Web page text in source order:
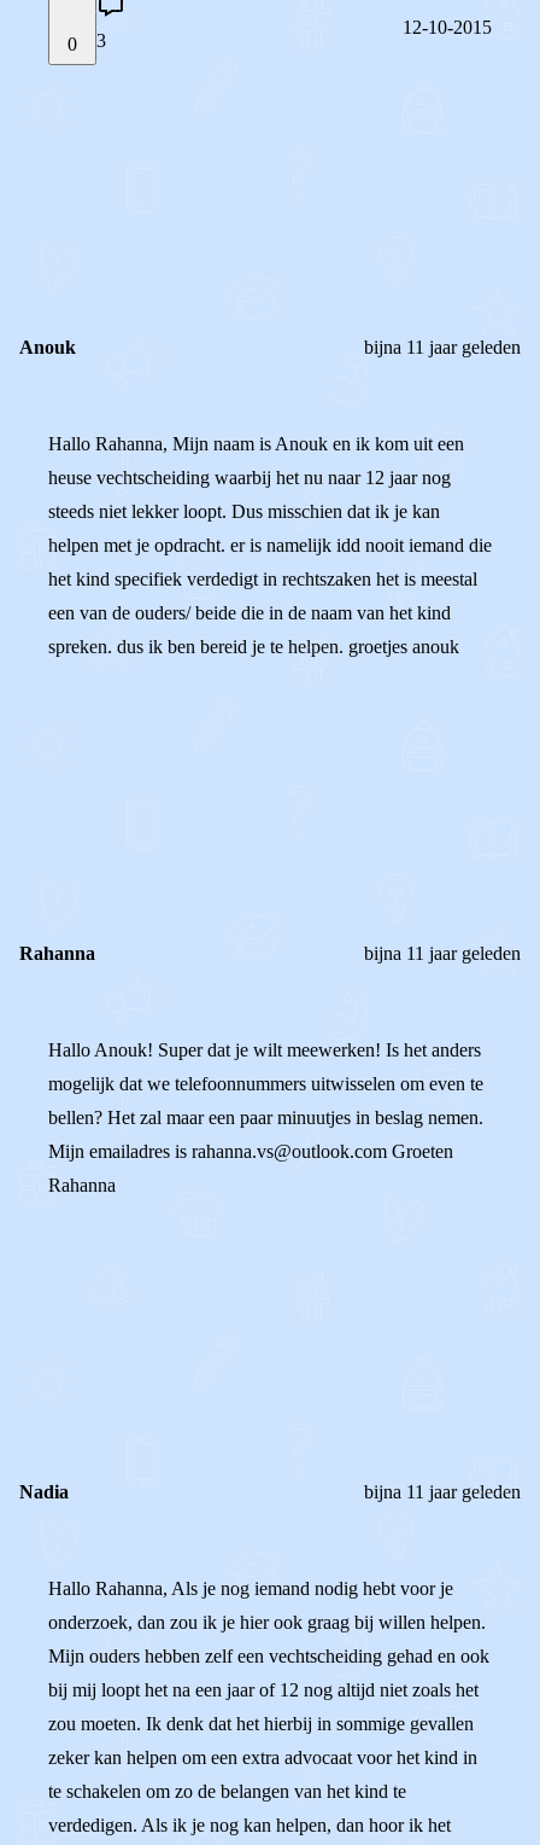
0 3
12-10-2015
Anouk bijna 11 jaar geleden
Hallo Rahanna, Mijn naam is Anouk en ik kom uit een
heuse vechtscheiding waarbij het nu naar 12 jaar nog
steeds niet lekker loopt. Dus misschien dat ik je kan
helpen met je opdracht. er is namelijk idd nooit iemand die
het kind specifiek verdedigt in rechtszaken het is meestal
een van de ouders/ beide die in de naam van het kind
spreken. dus ik ben bereid je te helpen. groetjes anouk
Rahanna bijna 11 jaar geleden
Hallo Anouk! Super dat je wilt meewerken! Is het anders
mogelijk dat we telefoonnummers uitwisselen om even te
bellen? Het zal maar een paar minuutjes in beslag nemen.
Mijn emailadres is rahanna.vs@outlook.com Groeten
Rahanna
Nadia bijna 11 jaar geleden
Hallo Rahanna, Als je nog iemand nodig hebt voor je
onderzoek, dan zou ik je hier ook graag bij willen helpen.
Mijn ouders hebben zelf een vechtscheiding gehad en ook
bij mij loopt het na een jaar of 12 nog altijd niet zoals het
zou moeten. Ik denk dat het hierbij in sommige gevallen
zeker kan helpen om een extra advocaat voor het kind in
te schakelen om zo de belangen van het kind te
verdedigen. Als ik je nog kan helpen, dan hoor ik het